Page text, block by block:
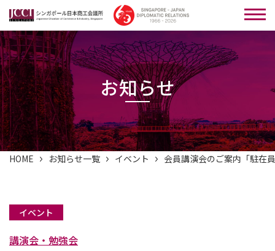
お知らせ
HOME お知らせ一覧 イベント 会員講演会のご案内「駐在
イベント
講演会・勉強会